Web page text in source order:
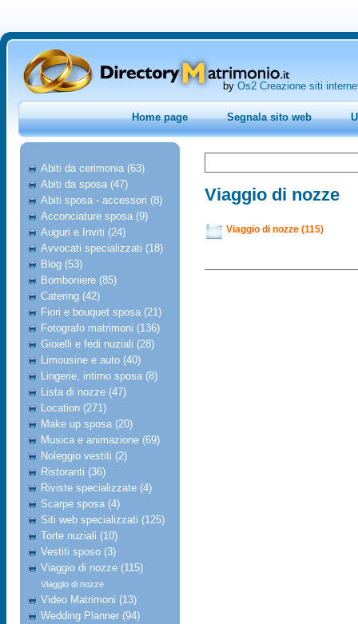
by Os2 Creazione siti
Home page Segnala sito web
Abiti da cerimonia (63)
Abiti da sposa (47)
Abiti sposa - accessori (8)
Acconciature sposa (9)
Auguri e Inviti (24)
Avvocati specializzati (18)
Blog (53)
Bomboniere (85)
Catering (42)
Fiori e bouquet sposa (21)
Fotografo matrimoni (136)
Gioielli e fedi nuziali (28)
Limousine e auto (40)
Lingerie, intimo sposa (8)
Lista di nozze (47)
Location (271)
Make up sposa (20)
Musica e animazione (69)
Noleggio vestiti (2)
Ristoranti (36)
Riviste specializzate (4)
Scarpe sposa (4)
Siti web specializzati (125)
Torte nuziali (10)
Vestiti sposo (3)
Viaggio di nozze (115)
Viaggio di nozze
Video Matrimoni (13)
Wedding Planner (94)
Viaggio di nozze
Viaggio di nozze (115)